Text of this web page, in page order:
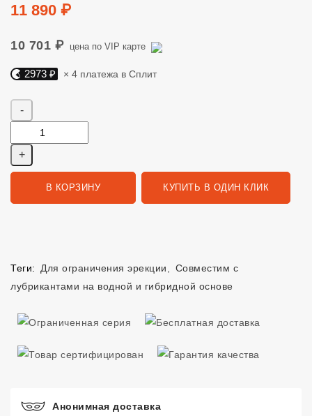
Цена
11 890 ₽
10 701 ₽ цена по VIP карте
Яндекс Сплит. 2973 руб, 4 платежа в Сплит
2973 ₽ × 4 платежа в Сплит
В КОРЗИНУ КУПИТЬ В ОДИН КЛИК
Теги: Для ограничения эрекции
Совместим с
лубрикантами на водной и гибридной основе
Анонимная доставка